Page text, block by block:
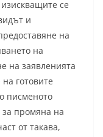
се
и
на
на
на заявленията
готовите
писменото
промяна на
от такава,